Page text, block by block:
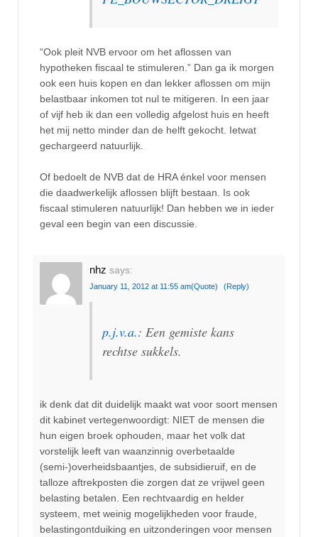
“Ook pleit NVB ervoor om het aflossen van
hypotheken fiscaal te stimuleren.” Dan ga ik morgen
ook een huis kopen en dan lekker aflossen om mijn
belastbaar inkomen tot nul te mitigeren. In een jaar
of vijf heb ik dan een volledig afgelost huis en heeft
het mij netto minder dan de helft gekocht. Ietwat
gechargeerd natuurlijk.
Of bedoelt de NVB dat de HRA énkel voor mensen
die daadwerkelijk aflossen blijft bestaan. Is ook
fiscaal stimuleren natuurlijk! Dan hebben we in ieder
geval een begin van een discussie.
nhz says:
January 11, 2012 at 11:55 am(Quote) (Reply)
p.j.v.a.: Een gemiste kans
rechtse sukkels.
ik denk dat dit duidelijk maakt wat voor soort mensen
dit kabinet vertegenwoordigt: NIET de mensen die
hun eigen broek ophouden, maar het volk dat
vorstelijk leeft van waanzinnig overbetaalde
(semi-)overheidsbaantjes, de subsidieruif, en de
talloze aftrekposten die zorgen dat ze vrijwel geen
belasting betalen. Een rechtvaardig en helder
systeem, met weinig mogelijkheden voor fraude,
belastingontduiking en uitzonderingen voor mensen